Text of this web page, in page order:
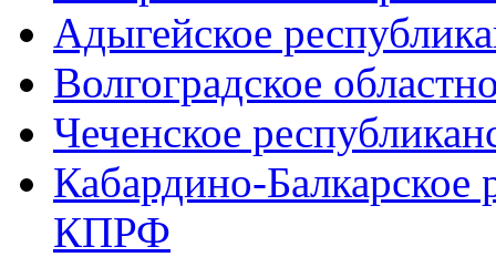
Адыгейское
Волгоградское
Чеченское
Кабардино-Балкарское
КПРФ